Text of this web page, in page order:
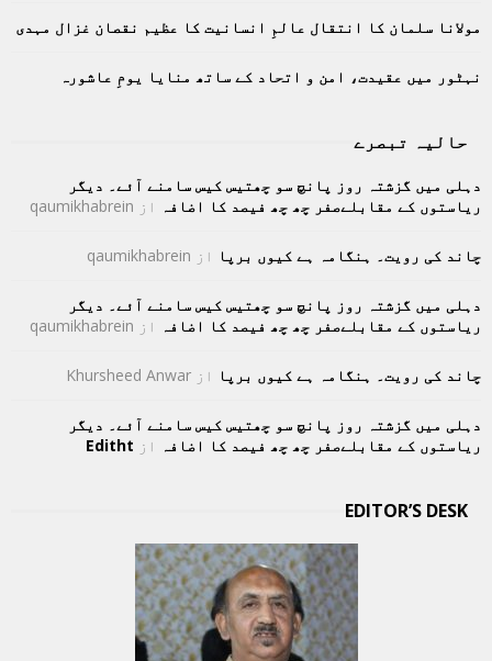
H
مولانا سلمان کا انتقال عالمِ انسانیت کا عظیم نقصان غزال مہدی
نہٹور میں عقیدت، امن و اتحاد کے ساتھ منایا یومِ عاشورہ
حالیہ تبصرے
دہلی میں گزشتہ روز پانچ سو چھتیس کیس سامنے آئے۔ دیگر
ریاستوں کے مقابلےصفر چھ چھ فیصد کا اضافہ از qaumikhabrein
چاند کی رویت۔ ہنگامہ ہے کیوں برپا از qaumikhabrein
دہلی میں گزشتہ روز پانچ سو چھتیس کیس سامنے آئے۔ دیگر
ریاستوں کے مقابلےصفر چھ چھ فیصد کا اضافہ از qaumikhabrein
چاند کی رویت۔ ہنگامہ ہے کیوں برپا از Khursheed Anwar
دہلی میں گزشتہ روز پانچ سو چھتیس کیس سامنے آئے۔ دیگر
ریاستوں کے مقابلےصفر چھ چھ فیصد کا اضافہ از Editht
EDITOR’S DESK